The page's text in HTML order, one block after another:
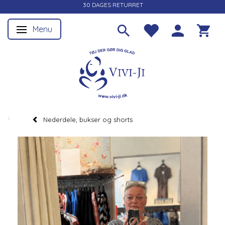
30 DAGES RETURRET
Skifte navigation
Menu
Nederdele, bukser og shorts